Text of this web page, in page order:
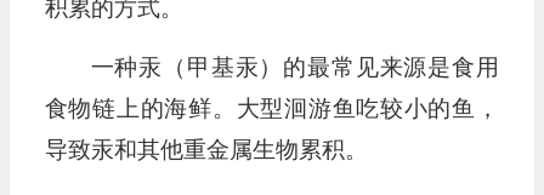
积累的方式。
一种汞（甲基汞）的最常见来源是食用
食物链上的海鲜。大型洄游鱼吃较小的鱼，
导致汞和其他重金属生物累积。